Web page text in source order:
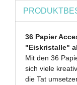
36 Papier
"Eiskristalle"
Mit den 36
sich viele
die Tat